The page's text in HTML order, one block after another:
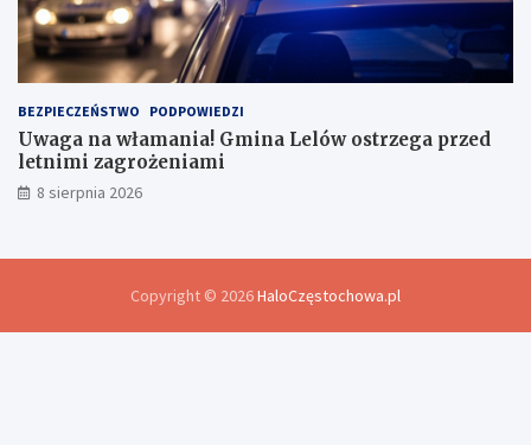
BEZPIECZEŃSTWO PODPOWIEDZI
Uwaga na włamania! Gmina Lelów ostrzega przed
letnimi zagrożeniami
8 sierpnia 2026
Copyright © 2026HaloCzęstochowa.pl